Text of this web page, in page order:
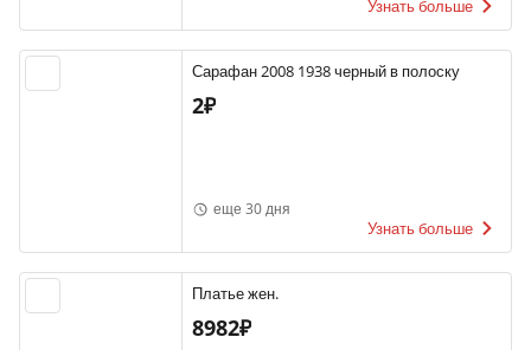
Узнать больше
Сарафан 2008 1938 черный в полоску
2₽
еще 30 дня
Узнать больше
Платье жен.
8982₽